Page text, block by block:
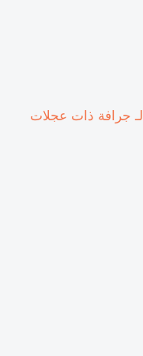
قطعة الغيار الأخرى للمحرك Dempfer لـ جرافة ذات عجلات